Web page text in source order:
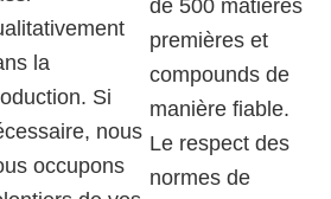
la
Si
nous
occupons
de 500 matières
premières et
compounds de
manière fiable.
Le respect des
normes de